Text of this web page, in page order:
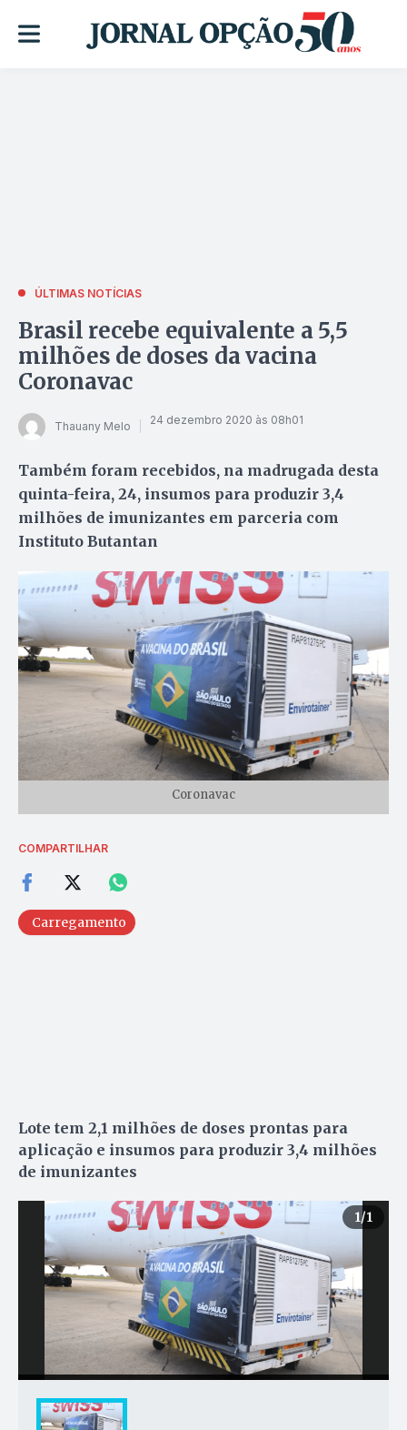
ÚLTIMAS NOTÍCIAS
Brasil recebe equivalente a 5,5
milhões de doses da vacina
Coronavac
Thauany Melo 24 dezembro 2020 às 08h01
Também foram recebidos, na madrugada desta
quinta-feira, 24, insumos para produzir 3,4
milhões de imunizantes em parceria com
Instituto Butantan
Coronavac
COMPARTILHAR
Carregamento
Lote tem 2,1 milhões de doses prontas para
aplicação e insumos para produzir 3,4 milhões
de imunizantes
1/1